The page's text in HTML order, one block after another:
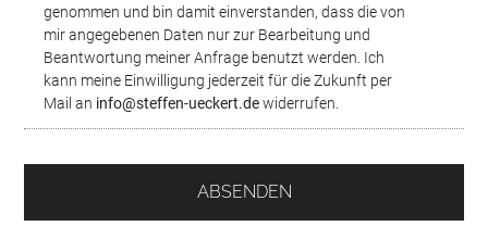
t
s
genommen und bin damit einverstanden, dass die von
mir angegebenen Daten nur zur Bearbeitung und
Beantwortung meiner Anfrage benutzt werden. Ich
kann meine Einwilligung jederzeit für die Zukunft per
Mail an info@steffen-ueckert.dewiderrufen.